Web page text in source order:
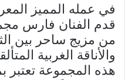
في عمله المميز
قدم الفنان فارس
من مزيج ساحر بين
والأناقة الغربية
هذه المجموعة تعتبر